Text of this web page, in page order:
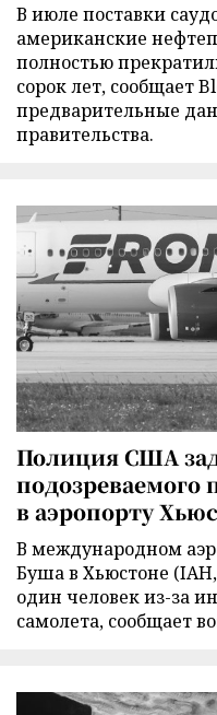
В июле поставки
американские
полностью
сорок лет, сообщает
предварительные
правительства.
Полиция США
подозреваемого
в аэропорту
В международном
Буша в Хьюстоне
один человек из-за
самолета, сообщает